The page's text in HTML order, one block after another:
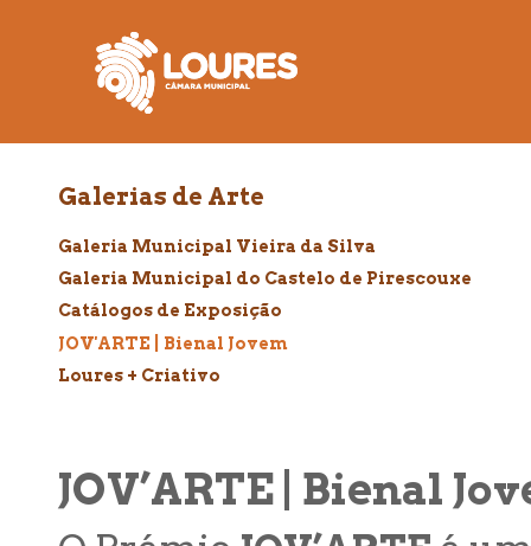
Galerias de Arte
Galeria Municipal Vieira da Silva
Galeria Municipal do Castelo de Pirescouxe
Catálogos de Exposição
JOV'ARTE | Bienal Jovem
Loures + Criativo
JOV’ARTE | Bienal